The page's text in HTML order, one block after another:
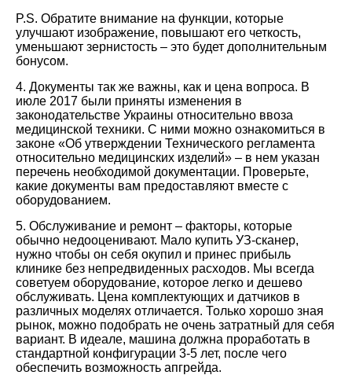
P.S. Обратите внимание на функции, которые
улучшают изображение, повышают его четкость,
уменьшают зернистость – это будет дополнительным
бонусом.
4. Документы так же важны, как и цена вопроса. В
июле 2017 были приняты изменения в
законодательстве Украины относительно ввоза
медицинской техники. С ними можно ознакомиться в
законе «Об утверждении Технического регламента
относительно медицинских изделий» – в нем указан
перечень необходимой документации. Проверьте,
какие документы вам предоставляют вместе с
оборудованием.
5. Обслуживание и ремонт – факторы, которые
обычно недооценивают. Мало купить УЗ-сканер,
нужно чтобы он себя окупил и принес прибыль
клинике без непредвиденных расходов. Мы всегда
советуем оборудование, которое легко и дешево
обслуживать. Цена комплектующих и датчиков в
различных моделях отличается. Только хорошо зная
рынок, можно подобрать не очень затратный для себя
вариант. В идеале, машина должна проработать в
стандартной конфигурации 3-5 лет, после чего
обеспечить возможность апгрейда.